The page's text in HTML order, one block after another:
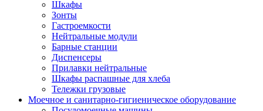
Шкафы
Зонты
Гастроемкости
Нейтральные модули
Барные станции
Диспенсеры
Прилавки нейтральные
Шкафы распашные для хлеба
Тележки грузовые
Моечное и санитарно-гигиеническое оборудование